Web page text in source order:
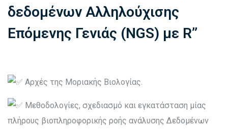
δεδομένων Αλληλούχισης
Επόμενης Γενιάς (NGS) με R”
Aρχές της Μοριακής Βιολογίας.
Μεθοδολογίες, σχεδιασμό και εγκατάσταση μίας
πλήρους βιοπληροφορικής ροής ανάλυσης Δεδομένων